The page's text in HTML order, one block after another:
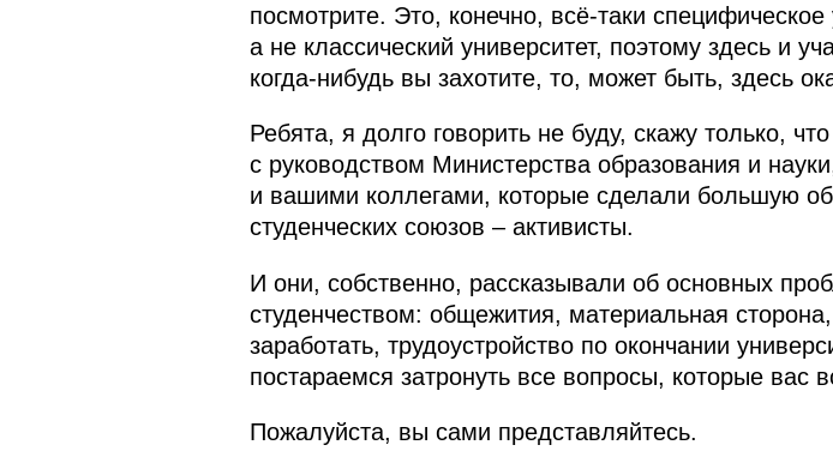
посмотрите. Это, конечно, всё‑таки
а не классический университет, поэтому здесь и
когда‑нибудь вы захотите, то, может быть, здесь
Ребята, я долго говорить не буду, скажу только,
с руководством Министерства образования и
и вашими коллегами, которые сделали большую
студенческих союзов – активисты.
И они, собственно, рассказывали об основных
студенчеством: общежития, материальная
заработать, трудоустройство по окончании
постараемся затронуть все вопросы, которые вас
Пожалуйста, вы сами представляйтесь.